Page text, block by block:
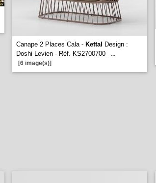
Canape 2 Places Cala - Kettal Design :
Doshi Levien - Réf. KS2700700
...
[6 image(s)]